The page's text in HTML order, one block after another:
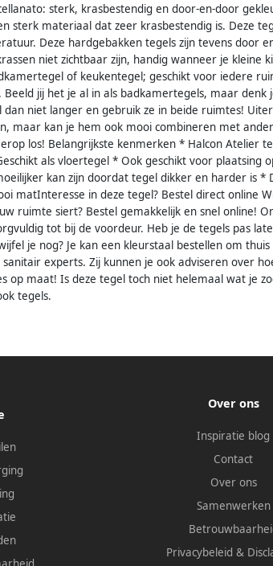
sterk, krasbestendig en door-en-door
sterk materiaal dat zeer krasbestendig is. Deze
Deze hardgebakken tegels zijn tevens door
niet zichtbaar zijn, handig wanneer je kleine
of keukentegel; geschikt voor iedere
jij het je al in als badkamertegels, maar denk
dan niet langer en gebruik ze in beide ruimtes!
maar kan je hem ook mooi combineren met
los! Belangrijkste kenmerken * Halcon Atelier
als vloertegel * Ook geschikt voor plaatsing
kan zijn doordat tegel dikker en harder is *
matInteresse in deze tegel? Bestel direct online
ruimte siert? Bestel gemakkelijk en snel online!
tot bij de voordeur. Heb je de tegels pas
je nog? Je kan een kleurstaal bestellen om
experts. Zij kunnen je ook adviseren over
op maat! Is deze tegel toch niet helemaal wat je
tegels.
Over ons
Inspiratie blog
Contact
Over ons
Samenwerken
Privacybeleid &